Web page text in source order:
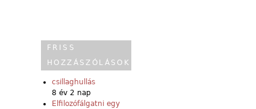
FRISS
HOZZÁSZÓLÁSOK
csillaghullás
8 év 2 nap
Elfilozófálgatni egy